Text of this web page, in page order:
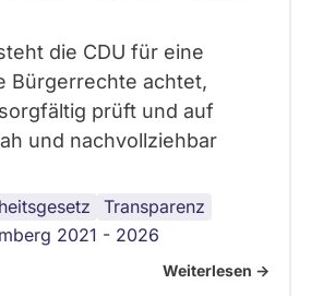
die CDU für eine
Bürgerrechte achtet,
prüft und auf
und nachvollziehbar
Transparenz
2021 - 2026
Weiterlesen ->